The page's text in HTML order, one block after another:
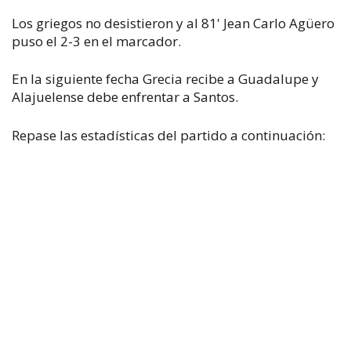
Los griegos no desistieron y al 81' Jean Carlo Agüero
puso el 2-3 en el marcador.
En la siguiente fecha Grecia recibe a Guadalupe y
Alajuelense debe enfrentar a Santos.
Repase las estadísticas del partido a continuación: